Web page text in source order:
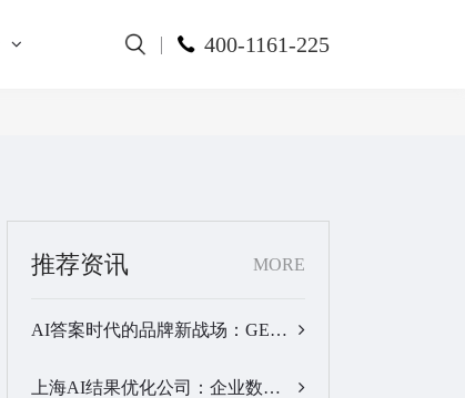
400-1161-225
推荐资讯 MORE
AI答案时代的品牌新战场：GEO公司选型逻辑与实战观察…
上海AI结果优化公司：企业数字化品牌曝光落地全解析…